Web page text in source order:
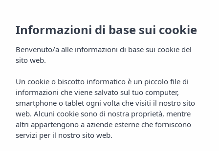
Informazioni di base sui cookie
Benvenuto/a alle informazioni di base sui cookie del
sito web.
Un cookie o biscotto informatico è un piccolo file di
informazioni che viene salvato sul tuo computer,
smartphone o tablet ogni volta che visiti il nostro sito
web. Alcuni cookie sono di nostra proprietà, mentre
altri appartengono a aziende esterne che forniscono
servizi per il nostro sito web.